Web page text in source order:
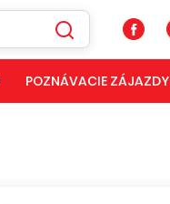
POZNÁVACIE ZÁJAZDY